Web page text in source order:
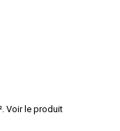
Voir le produit